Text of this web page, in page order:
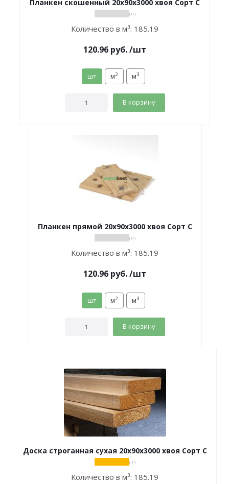
Планкен скошенный 20х90х3000 хвоя Сорт С
( 0 )
Количество в м³: 185.19
120.96 руб./шт
шт м2 м3
В корзину
Планкен прямой 20х90х3000 хвоя Сорт С
( 0 )
Количество в м³: 185.19
120.96 руб./шт
шт м2 м3
В корзину
Доска строганная сухая 20х90х3000 хвоя Сорт С
( 1 )
Количество в м³: 185.19